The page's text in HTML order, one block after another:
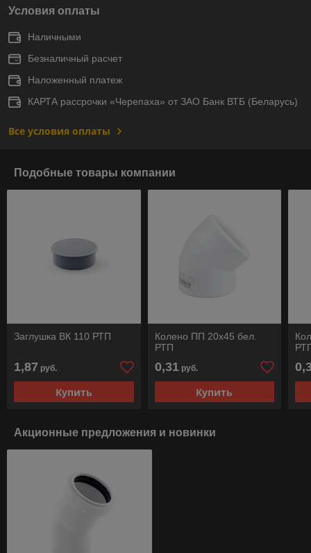
Условия оплаты
Наличными
Безналичный расчет
Наложенный платеж
КАРТА рассрочки «Черепаха» от ЗАО Банк ВТБ (Беларусь)
Все условия оплаты
Подобные товары компании
Заглушка ВК 110 РТП
1,87 руб.
Купить
Колено ПП 20х45 бел.
РТП
0,31руб.
Купить
Акционные предложения и новинки